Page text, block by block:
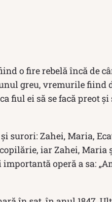
o fire rebelă încă de
greu, vremurile fiind
fiul ei să se facă preot și
surori: Zahei, Maria,
iar Zahei, Maria
operă a sa: